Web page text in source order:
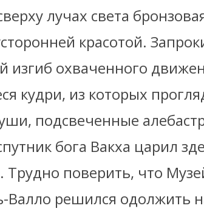
лучах света
красотой.
изгиб охваченного
кудри, из которых
подсвеченные
бога Вакха царил
Трудно поверить, что
Валло решился одолжить